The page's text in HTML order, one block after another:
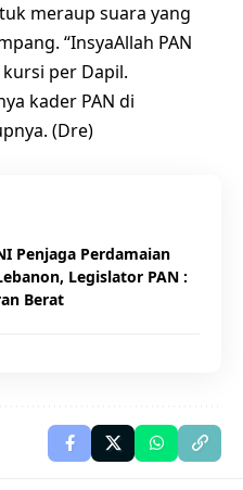
meraup suara yang
“InsyaAllah PAN
per Dapil.
kader PAN di
(Dre)
Penjaga Perdamaian
Legislator PAN :
Berat